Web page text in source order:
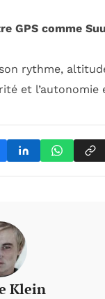
GPS comme
rythme,
et l’autonomie
Klein